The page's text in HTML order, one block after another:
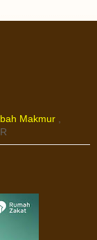
Makmur ,